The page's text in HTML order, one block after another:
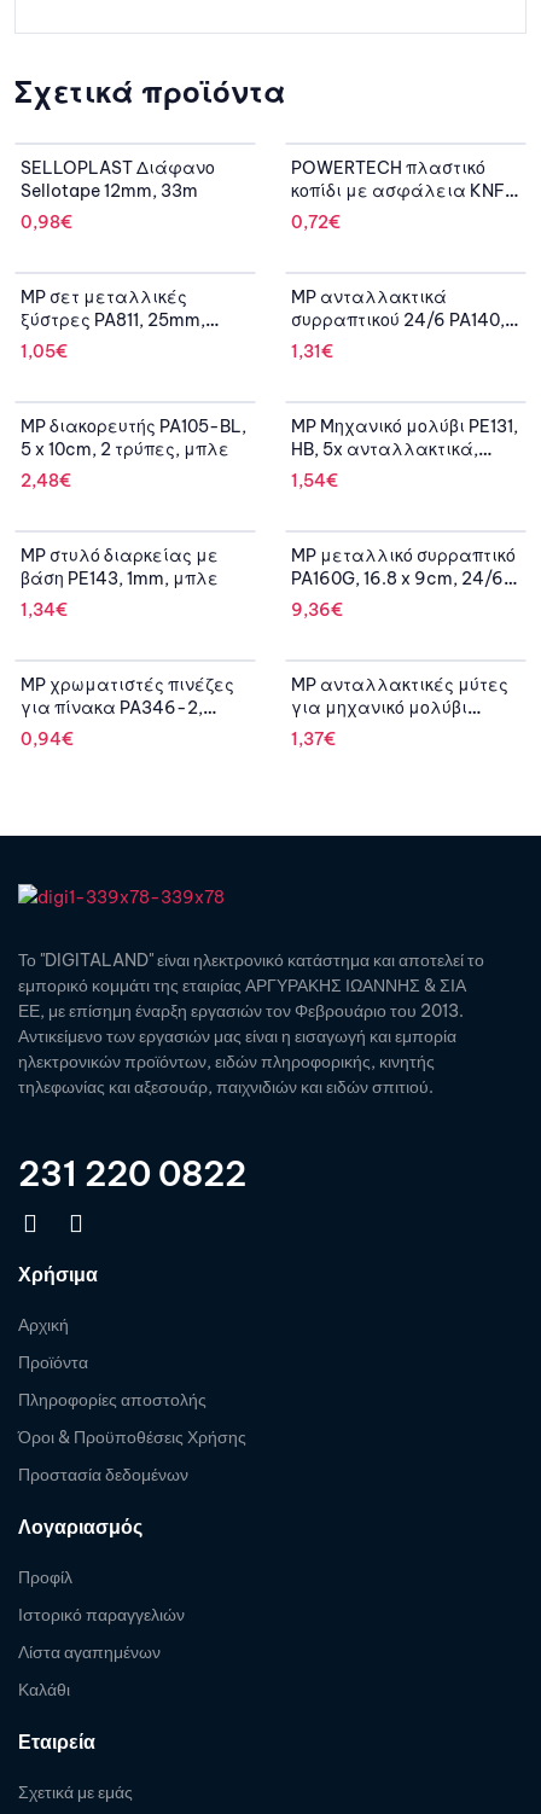
Σχετικά προϊόντα
SELLOPLAST Διάφανο
Sellotape 12mm, 33m
0,98€
POWERTECH πλαστικό
κοπίδι με ασφάλεια KNF-
0004, 3 χρώματα, 12τμχ
0,72€
MP σετ μεταλλικές
ξύστρες PA811, 25mm,
ασημί
1,05€
OUT OF STOCK
MP ανταλλακτικά
συρραπτικού 24/6 PA140,
2x 1000τμχ
1,31€
MP διακορευτής PA105-BL,
5 x 10cm, 2 τρύπες, μπλε
2,48€
MP Mηχανικό μολύβι PE131,
HB, 5x ανταλλακτικά,
2mm
1,54€
MP στυλό διαρκείας με
βάση PE143, 1mm, μπλε
1,34€
MP μεταλλικό συρραπτικό
PA160G, 16.8 x 9cm, 24/6-
26/6, 25 φύλλα
9,36€
OUT OF STOCK
MP χρωματιστές πινέζες
για πίνακα PA346-2,
11mm, 40τμχ
0,94€
MP ανταλλακτικές μύτες
για μηχανικό μολύβι
PE131R, ΗΒ, 2mm, 12τμχ
1,37€
Το "DIGITALAND" είναι ηλεκτρονικό κατάστημα και αποτελεί το
εμπορικό κομμάτι της εταιρίας ΑΡΓΥΡΑΚΗΣ ΙΩΑΝΝΗΣ & ΣΙΑ
ΕΕ, με επίσημη έναρξη εργασιών τον Φεβρουάριο του 2013.
Αντικείμενο των εργασιών μας είναι η εισαγωγή και εμπορία
ηλεκτρονικών προϊόντων, ειδών πληροφορικής, κινητής
τηλεφωνίας και αξεσουάρ, παιχνιδιών και ειδών σπιτιού.
231 220 0822
Χρήσιμα
Αρχική
Προϊόντα
Πληροφορίες αποστολής
Όροι & Προϋποθέσεις Χρήσης
Προστασία δεδομένων
Λογαριασμός
Προφίλ
Ιστορικό παραγγελιών
Λίστα αγαπημένων
Καλάθι
Εταιρεία
Σχετικά με εμάς